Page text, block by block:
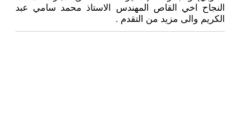
النجاح اخي القاص المهندس الاستاذ محمد سامي عبد
الكريم والى مزيد من التقدم .